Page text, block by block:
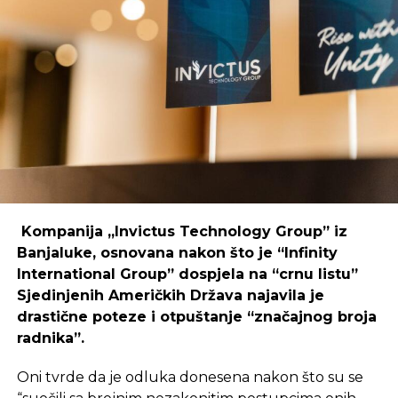
Primjer mostarskog CodeHuba pokazuje da
coworking prostori mogu uspješno djelovati i u
regijama koje nisu urbani centri, ali zahtijeva
podršku i ulaganja koja će omogućiti dugoročnu
održivost ovakvih inicijativa.
Ulaganje u coworking prostor u Čapljini moglo bi
postati ključan korak prema stvaranju napredne
poslovne klime, privlačenju novih profesionalaca te
nove projekte i lokalnu ekonomiju.
Kompanija „Invictus Technology Group” iz
Banjaluke, osnovana nakon što je “Infinity
International Group” dospjela na “crnu listu”
Sjedinjenih Američkih Država najavila je
drastične poteze i otpuštanje “značajnog broja
radnika”.
Oni tvrde da je odluka donesena nakon što su se